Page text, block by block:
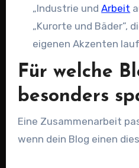
„Industrie undArbeit
„Kurorte und Bäder”,
eigenen Akzenten
Für welche
besonders
Eine Zusammenarbeit
wenn dein Blog einen